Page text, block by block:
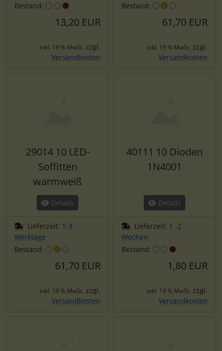
Bestand:
13,20 EUR
inkl. 19 % MwSt. zzgl.
Versandkosten
Bestand:
61,70 EUR
inkl. 19 % MwSt. zzgl.
Versandkosten
29014 10 LED-
Soffitten
warmweiß
Details
Lieferzeit: 1-3
Werktage
Bestand:
61,70 EUR
inkl. 19 % MwSt. zzgl.
Versandkosten
40111 10 Dioden
1N4001
Details
Lieferzeit: 1 -2
Wochen
Bestand:
1,80 EUR
inkl. 19 % MwSt. zzgl.
Versandkosten